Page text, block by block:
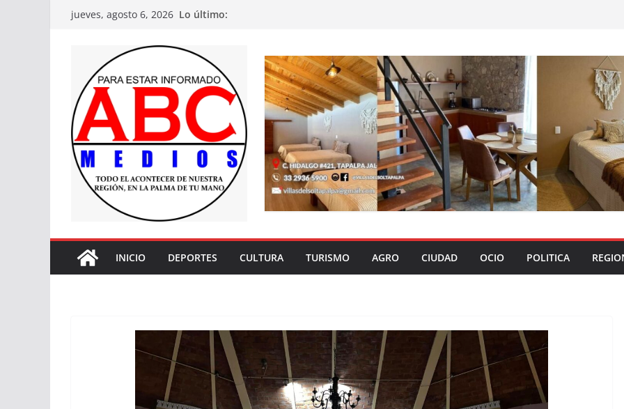
Saltarjueves, agosto 6, 2026 Lo último:
INICIO DEPORTES CULTURA TURISMO AGRO CIUDAD OCIO POLITICA